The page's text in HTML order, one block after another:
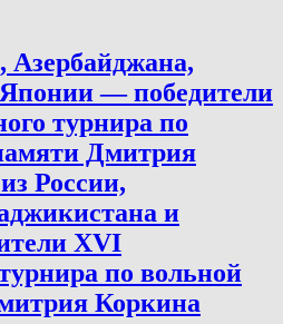
Азербайджана,
— победители
турнира по
Дмитрия
России,
и
XVI
по вольной
Коркина